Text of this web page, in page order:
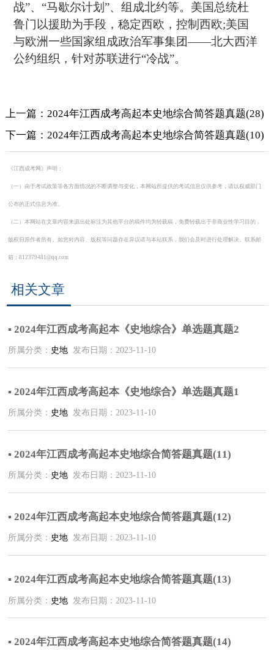
战”、“马歇尔计划”、组成北约等。美国总统杜
鲁门以援助为手段，稳定西欧，控制西欧;美国
与欧洲一些国家组成政治军事集团——北大西洋
公约组织，针对苏联进行“冷战”。
上一篇：2024年江西成考高起本史地综合简答题真题(28)
下一篇：2024年江西成考高起本史地综合简答题真题(10)
《江西成考网》声明：
（一）由于考试政策等各方面情况的不断调整与变化，本网站所提供的考试信息仅供参考，请以权威部门
公布的正式信息为准。
（二）本网站在文章内容来源出处标注为其他平台的稿件均为转载稿，免费转载出于非商业性学习目的，
版权归原作者所有。如您对内容、版权等问题存在异议请与本站联系，我们会及时进行处理解决。联系邮
箱：812379481@qq.com
相关文章
▪ 2024年江西成考高起本《史地综合》单选题真题2
所属分类： 史地 发布日期：2023-11-10
▪ 2024年江西成考高起本《史地综合》单选题真题1
所属分类： 史地 发布日期：2023-11-10
▪ 2024年江西成考高起本史地综合简答题真题(11)
所属分类： 史地 发布日期：2023-11-10
▪ 2024年江西成考高起本史地综合简答题真题(12)
所属分类： 史地 发布日期：2023-11-10
▪ 2024年江西成考高起本史地综合简答题真题(13)
所属分类： 史地 发布日期：2023-11-10
▪ 2024年江西成考高起本史地综合简答题真题(14)